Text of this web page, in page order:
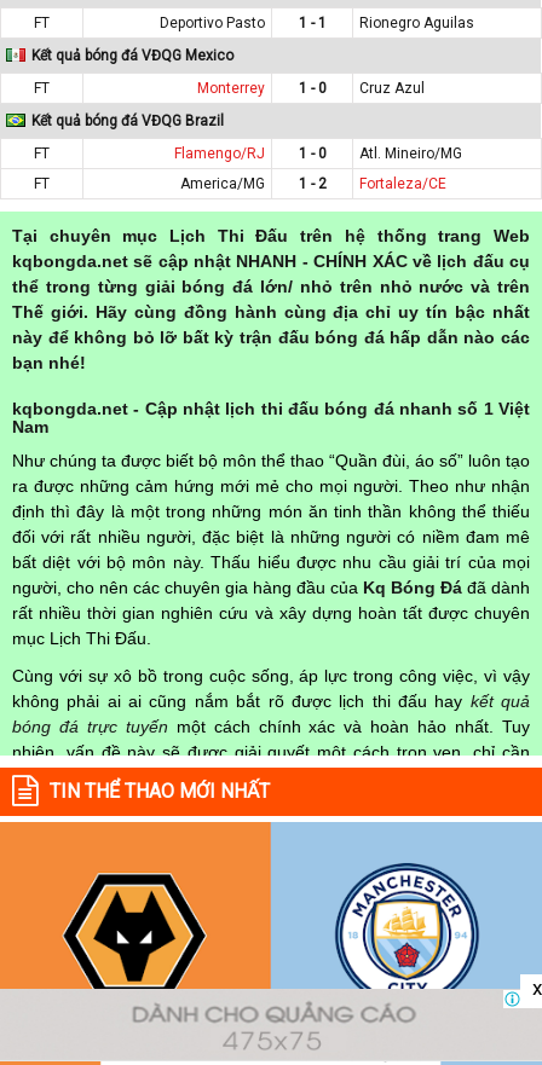
FT
Deportivo Pasto 1 - 1
Rionegro Aguilas
Kết quả bóng đá VĐQG Mexico
FT
Monterrey 1 - 0
Cruz Azul
Kết quả bóng đá VĐQG Brazil
FT
Flamengo/RJ 1 - 0
Atl. Mineiro/MG
FT
America/MG 1 - 2 Fortaleza/CE
Tại chuyên mục Lịch Thi Đấu trên hệ thống trang Web
kqbongda.net sẽ cập nhật NHANH - CHÍNH XÁC về lịch đấu cụ
thể trong từng giải bóng đá lớn/ nhỏ trên nhỏ nước và trên
Thế giới. Hãy cùng đồng hành cùng địa chỉ uy tín bậc nhất
này để không bỏ lỡ bất kỳ trận đấu bóng đá hấp dẫn nào các
bạn nhé!
kqbongda.net - Cập nhật lịch thi đấu bóng đá nhanh số 1 Việt
Nam
Như chúng ta được biết bộ môn thể thao “Quần đùi, áo số” luôn tạo
ra được những cảm hứng mới mẻ cho mọi người. Theo như nhận
định thì đây là một trong những món ăn tinh thần không thể thiếu
đối với rất nhiều người, đặc biệt là những người có niềm đam mê
bất diệt với bộ môn này. Thấu hiểu được nhu cầu giải trí của mọi
người, cho nên các chuyên gia hàng đầu của Kq Bóng Đá đã dành
rất nhiều thời gian nghiên cứu và xây dựng hoàn tất được chuyên
mục Lịch Thi Đấu.
Cùng với sự xô bồ trong cuộc sống, áp lực trong công việc, vì vậy
không phải ai ai cũng nắm bắt rõ được lịch thi đấu hay kết quả
bóng đá trực tuyến một cách chính xác và hoàn hảo nhất. Tuy
nhiên, vấn đề này sẽ được giải quyết một cách trọn vẹn, chỉ cần
truy cập vào chuyên mục
Lịch Thi Đấu
mọi người hoàn toàn nắm rõ được chính xác về thời gian các trận
đấu bóng đá Việt Nam hay trên Thế giới diễn ra trong thời gian sắp
cả 2 đội tuyển bóng đá đang đạt được.
Không chỉ dừng lại ở đó, những người hâm mộ bóng đá có thể cập
nhật được chính xác về lịch phát sóng bóng đá được tường thuật
trực tiếp ở trên những kênh truyền hình thể thao lớn nhất hiện nay
như: VTV3, K+, SCTV, Thể thao TV,... Nếu như bạn không muốn
bỏ lỡ bất kỳ một trận đấu bóng đá nào trong từng mùa giải, hãy
thường xuyên vào chuyên mụcLịch Thi Đấu
TIN THỂ THAO MỚI NHẤT
x